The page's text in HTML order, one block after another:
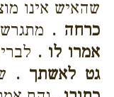
שהאיש אינו
כרחה .
אמרו לו .
גט לאשתך .